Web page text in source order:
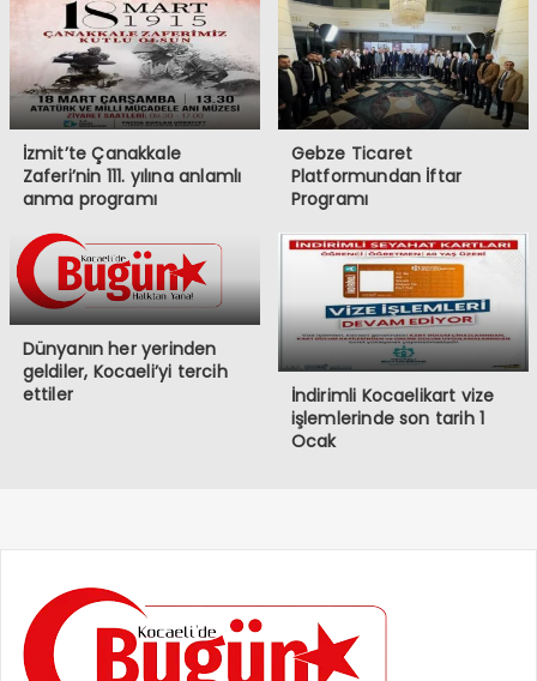
İzmit’te Çanakkale
Zaferi’nin 111. yılına anlamlı
anma programı
Gebze Ticaret
Platformundan İftar
Programı
Dünyanın her yerinden
geldiler, Kocaeli’yi tercih
ettiler
İndirimli Kocaelikart vize
işlemlerinde son tarih 1
Ocak